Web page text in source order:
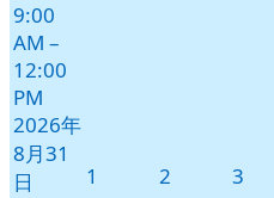
9:00
AM –
12:00
PM
2026年
8月31
日
1 2 3